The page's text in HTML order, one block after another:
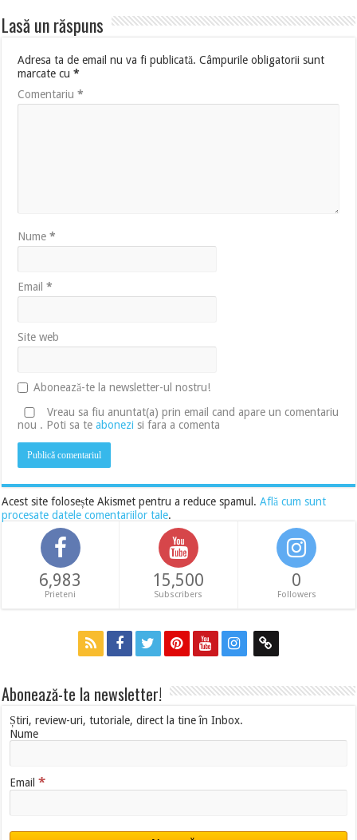
Lasă un răspuns
Adresa ta de email nu va fi publicată. Câmpurile obligatorii sunt
marcate cu*
Comentariu*
Nume*
Email*
Site web
Abonează-te la newsletter-ul nostru!
Vreau sa fiu anuntat(a) prin email cand apare un comentariu
nou . Poti sa teabonezi si fara a comenta
Acest site folosește Akismet pentru a reduce spamul.Află cum sunt
procesate datele comentariilor tale.
6,983
Prieteni
15,500
Subscribers
0
Followers
Abonează-te la newsletter!
Știri, review-uri, tutoriale, direct la tine în Inbox.
Nume
Email*